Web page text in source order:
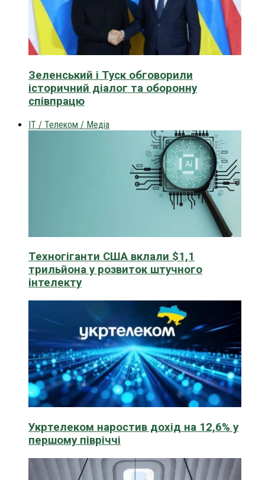
Зеленський і Туск обговорили
історичний діалог та оборонну
співпрацю
IT / Телеком / Медіа
Техногіганти США вклали $1,1
трильйона у розвиток штучного
інтелекту
Укртелеком наростив дохід на 12,6% у
першому півріччі